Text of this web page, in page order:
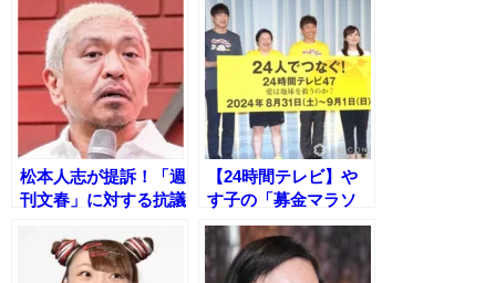
松本人志が提訴！「週
刊文春」に対する抗議
【24時間テレビ】や
す子の「募金マラソ
ン」、犠牲者のリスク
を批判する声が続出！